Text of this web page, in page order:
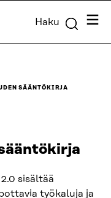
Haku
SÄÄNTÖKIRJA
sisältää
työkaluja ja